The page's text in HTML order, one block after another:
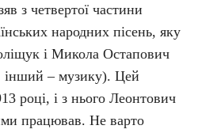
з четвертої частини
народних пісень, яку
і Микола Остапович
інший – музику). Цей
році, і з нього Леонтович
працював. Не варто